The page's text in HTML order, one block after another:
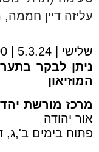
עליזה דיין
שלישי | 5.3.24 | 11:00 – בהרשמה מראש
ניתן לבקר
המוזיאון
מרכז מורשת
אור יהודה
פתוח בימים ב',ג, ד', ה' :